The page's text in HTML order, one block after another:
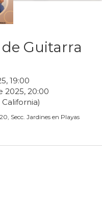
Guitarra
, 19:00
2025, 20:00
Secc. Jardines en Playas